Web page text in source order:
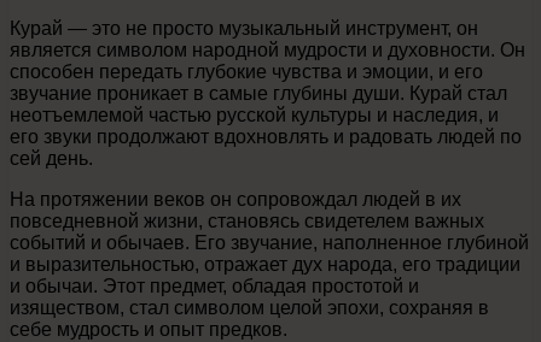
Курай — это не просто музыкальный инструмент, он
является символом народной мудрости и духовности. Он
способен передать глубокие чувства и эмоции, и его
звучание проникает в самые глубины души. Курай стал
неотъемлемой частью русской культуры и наследия, и
его звуки продолжают вдохновлять и радовать людей по
сей день.
На протяжении веков он сопровождал людей в их
повседневной жизни, становясь свидетелем важных
событий и обычаев. Его звучание, наполненное глубиной
и выразительностью, отражает дух народа, его традиции
и обычаи. Этот предмет, обладая простотой и
изяществом, стал символом целой эпохи, сохраняя в
себе мудрость и опыт предков.